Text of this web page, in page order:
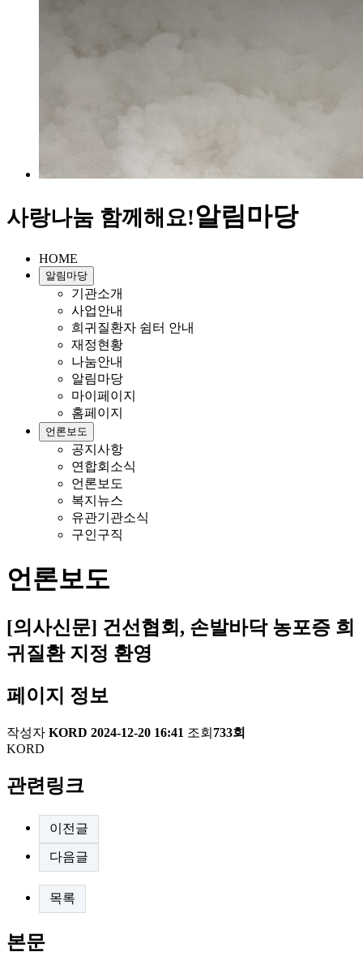
사랑나눔 함께해요!알림마당
HOME
알림마당
기관소개
사업안내
희귀질환자 쉼터 안내
재정현황
나눔안내
알림마당
마이페이지
홈페이지
언론보도
공지사항
연합회소식
언론보도
복지뉴스
유관기관소식
구인구직
언론보도
[의사신문] 건선협회, 손발바닥 농포증 희
귀질환 지정 환영
페이지 정보
작성자 KORD 2024-12-20 16:41 조회 733회
KORD
관련링크
이전글
다음글
목록
본문